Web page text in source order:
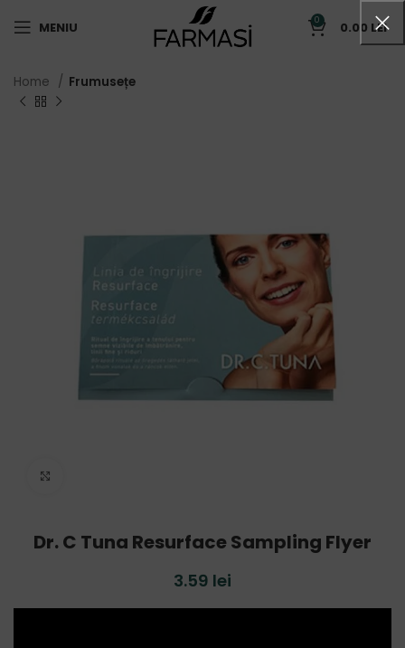
MENIU 0 0.00 LEI
Home Frumusețe
Dr. C Tuna Resurface Sampling Flyer
3.59 lei